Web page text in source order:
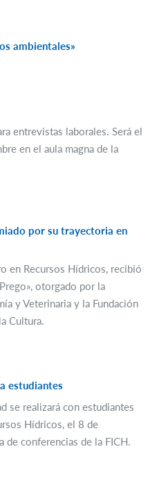
ambientales»
entrevistas laborales. Será el
en el aula magna de la
por su trayectoria en
en Recursos Hídricos, recibió
otorgado por la
y Veterinaria y la Fundación
Cultura.
estudiantes
se realizará con estudiantes
Hídricos, el 8 de
de conferencias de la FICH.